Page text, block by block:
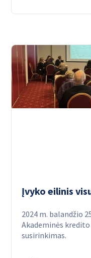
Įvyko eilinis
2024 m. balandžio
Akademinės
susirinkimas.